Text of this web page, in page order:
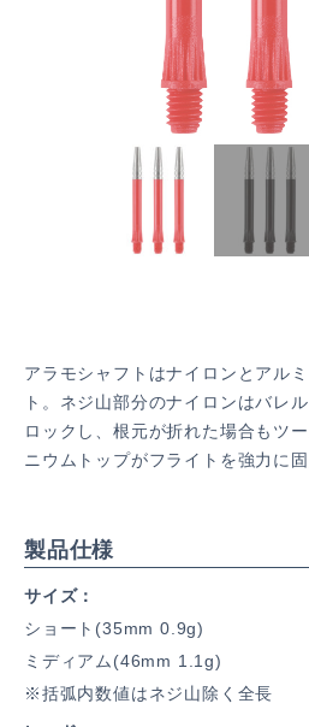
アラモシャフトはナイロンとアル
ト。ネジ山部分のナイロンはバレ
ロックし、根元が折れた場合もツ
ニウムトップがフライトを強力に固
製品仕様
サイズ
ショート(35mm 0.9g)
ミディアム(46mm 1.1g)
※括弧内数値はネジ山除く全長